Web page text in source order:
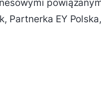
Partnerka EY